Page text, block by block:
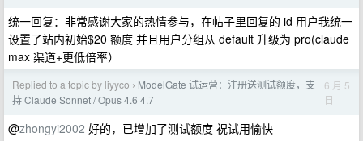
统一回复：非常感谢大家的热情参与，在帖子里回复的 id 用户我统一
设置了站内初始$20 额度 并且用户分组从 default 升级为 pro(claude
max 渠道+更低倍率）
Replied to a topic by liyyco › ModelGate 试运营：注册送测试额度，支
持 Claude Sonnet / Opus 4.6 4.7
6 月 5
日
@zhongyi2002 好的，已增加了测试额度 祝试用愉快